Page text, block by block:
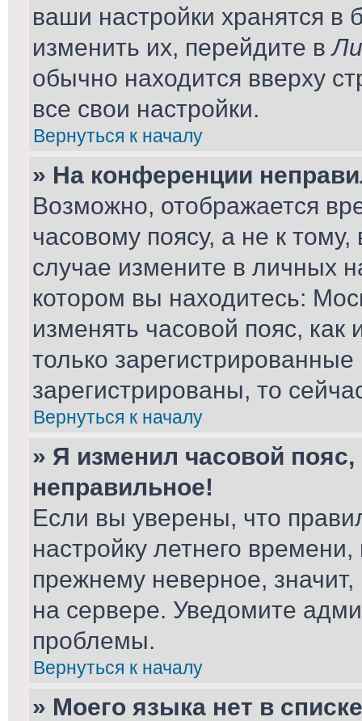
ваши настройки хранятся
изменить их, перейдите в
обычно находится вверху
все свои настройки.
Вернуться к началу
» На конференции
Возможно, отображается
часовому поясу, а не к
случае измените в личных
котором вы находитесь:
изменять часовой пояс, как
только
зарегистрированы, то
Вернуться к началу
» Я изменил часовой
неправильное!
Если вы уверены, что
настройку летнего
прежнему неверное,
на сервере. Уведомите
проблемы.
Вернуться к началу
» Моего языка нет в